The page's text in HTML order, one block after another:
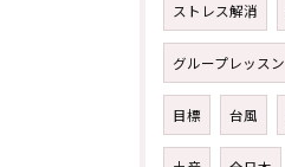
ストレス解消
グループレッスン
目標 台風